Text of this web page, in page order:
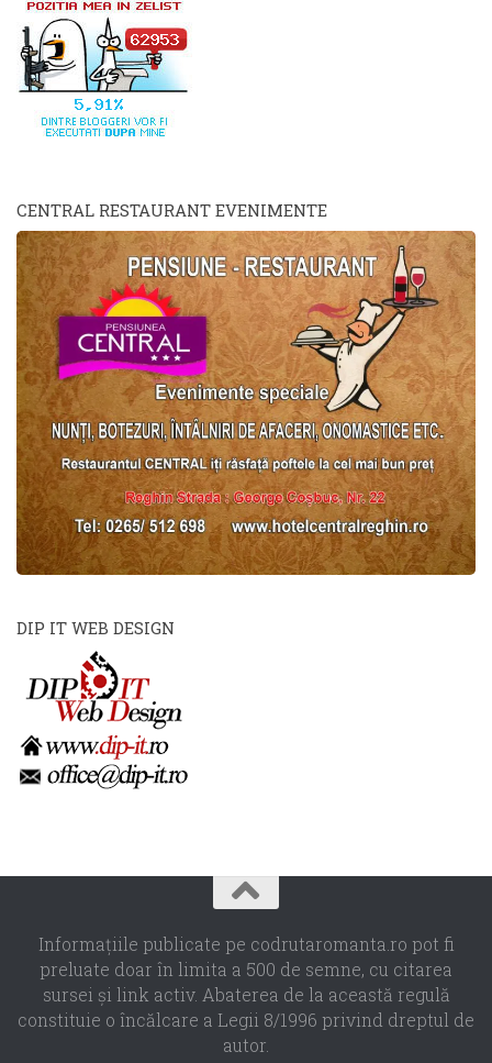
CENTRAL RESTAURANT EVENIMENTE
DIP IT WEB DESIGN
Informaţiile publicate pe codrutaromanta.ro pot fi
preluate doar în limita a 500 de semne, cu citarea
sursei şi link activ. Abaterea de la această regulă
constituie o încălcare a Legii 8/1996 privind dreptul de
autor.